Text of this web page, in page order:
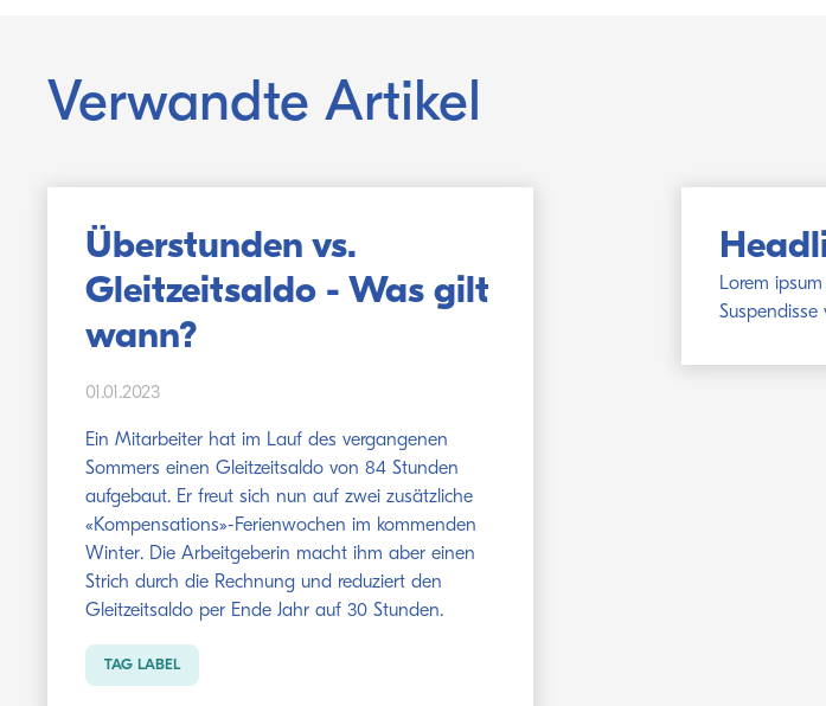
Verwandte Artikel
Überstunden vs.
Gleitzeitsaldo - Was gilt
wann?
01.01.2023
Ein Mitarbeiter hat im Lauf des vergangenen
Sommers einen Gleitzeitsaldo von 84 Stunden
aufgebaut. Er freut sich nun auf zwei zusätzliche
«Kompensations»-Ferienwochen im kommenden
Winter. Die Arbeitgeberin macht ihm aber einen
Strich durch die Rechnung und reduziert den
Gleitzeitsaldo per Ende Jahr auf 30 Stunden.
TAG LABEL
Lorem